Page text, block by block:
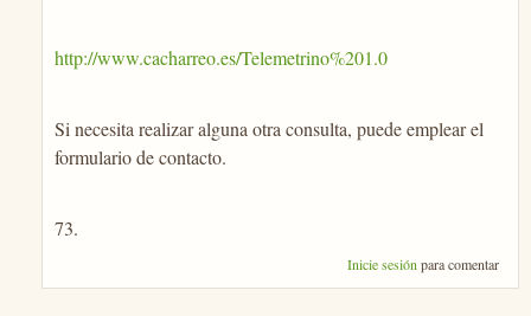
http://www.cacharreo.es/Telemetrino%201.0
Si necesita realizar alguna otra consulta, puede emplear el
formulario de contacto.
73.
Inicie sesión para comentar